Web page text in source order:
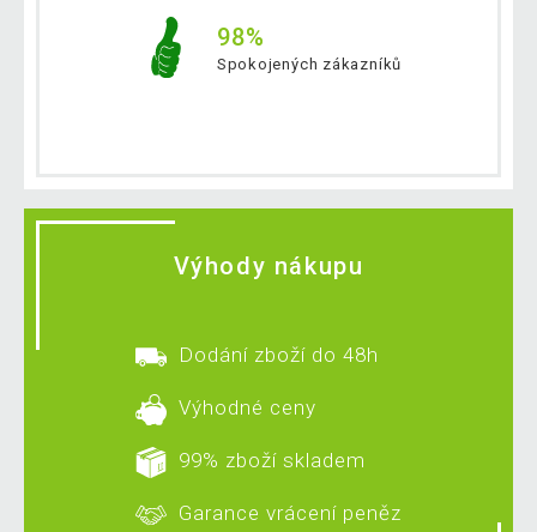
98%
Spokojených zákazníků
Výhody nákupu
Dodání zboží do 48h
Výhodné ceny
99% zboží skladem
Garance vrácení peněz